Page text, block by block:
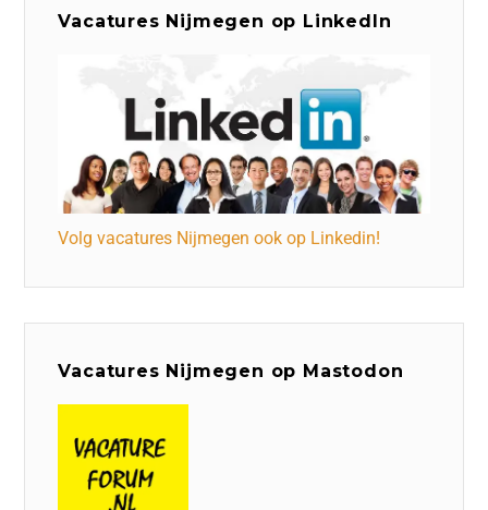
Vacatures Nijmegen op LinkedIn
Volg vacatures Nijmegen ook op Linkedin!
Vacatures Nijmegen op Mastodon